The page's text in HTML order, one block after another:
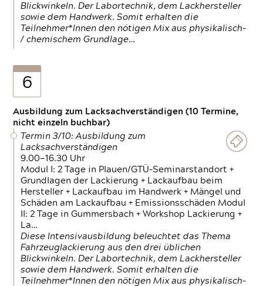
Blickwinkeln. Der Labortechnik, dem Lackhersteller
sowie dem Handwerk. Somit erhalten die
Teilnehmer*Innen den nötigen Mix aus physikalisch-
/ chemischem Grundlage…
6
Ausbildung zum Lacksachverständigen (10 Termine,
nicht einzeln buchbar)
Termin 3/10: Ausbildung zum
Lacksachverständigen
9.00—16.30 Uhr
Modul I: 2 Tage in Plauen/GTÜ-Seminarstandort +
Grundlagen der Lackierung + Lackaufbau beim
Hersteller + Lackaufbau im Handwerk + Mängel und
Schäden am Lackaufbau + Emissionsschäden Modul
II: 2 Tage in Gummersbach + Workshop Lackierung +
La…
Diese Intensivausbildung beleuchtet das Thema
Fahrzeuglackierung aus den drei üblichen
Blickwinkeln. Der Labortechnik, dem Lackhersteller
sowie dem Handwerk. Somit erhalten die
Teilnehmer*Innen den nötigen Mix aus physikalisch-